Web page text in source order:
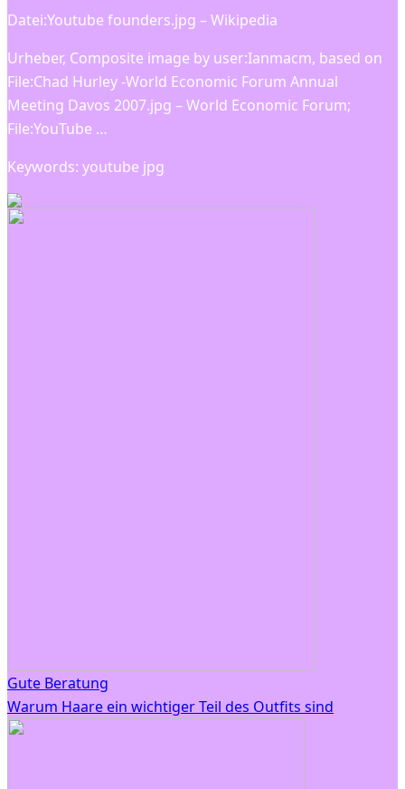
Datei:Youtube founders.jpg – Wikipedia
Urheber, Composite image by user:Ianmacm, based on
File:Chad Hurley -World Economic Forum Annual
Meeting Davos 2007.jpg – World Economic Forum;
File:YouTube …
Keywords: youtube jpg
Gute Beratung
Warum Haare ein wichtiger Teil des Outfits sind